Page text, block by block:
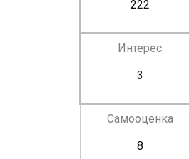
222
Интерес
3
Самооценка
8